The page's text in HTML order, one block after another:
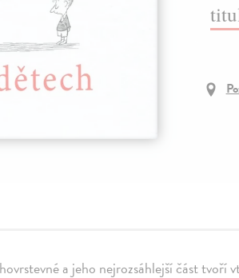
a jeho nejrozsáhlejší část